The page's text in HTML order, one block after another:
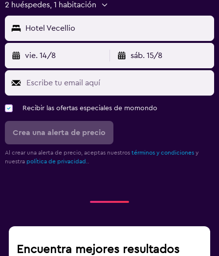
2 huéspedes, 1 habitación
Hotel Vecellio
vie. 14/8 sáb. 15/8
Recibir las ofertas especiales de momondo
Crea una alerta de precio
Al crear una alerta de precio, aceptas nuestros términos y condiciones y
nuestra política de privacidad.
Encuentra mejores resultados